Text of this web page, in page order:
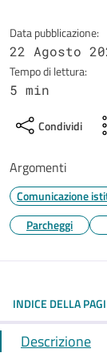
Data pubblicazione:
22 Agosto
Tempo di lettura:
5 min
Condividi
Argomenti
Comunicazione
Parcheggi
INDICE DELLA
Descrizione